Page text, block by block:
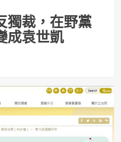
獨裁，在野黨
成袁世凱